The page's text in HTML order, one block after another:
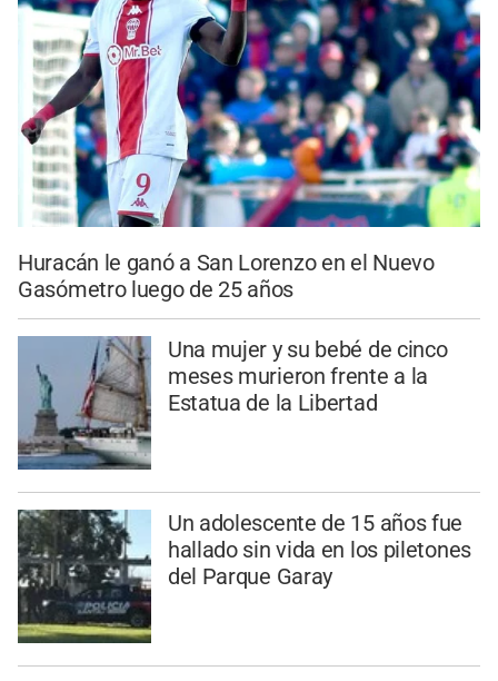
Huracán le ganó a San Lorenzo en el Nuevo
Gasómetro luego de 25 años
Una mujer y su bebé de cinco
meses murieron frente a la
Estatua de la Libertad
Un adolescente de 15 años fue
hallado sin vida en los piletones
del Parque Garay